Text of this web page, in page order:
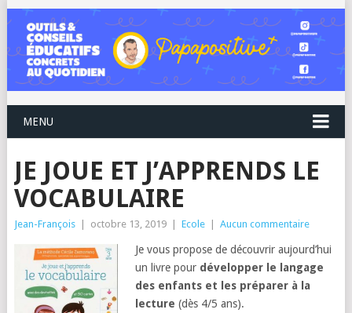
MENU
JE JOUE ET J’APPRENDS LE
VOCABULAIRE
Jean-François octobre 13, 2019 Ecole Aucun commentaire
Je vous propose de découvrir aujourd’hui
un livre pour développer le langage
des enfants et les préparer à la
lecture (dès 4/5 ans).